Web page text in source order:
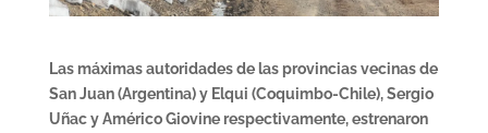
Las máximas autoridades de las provincias vecinas de
San Juan (Argentina) y Elqui (Coquimbo-Chile), Sergio
Uñac y Américo Giovine respectivamente, estrenaron